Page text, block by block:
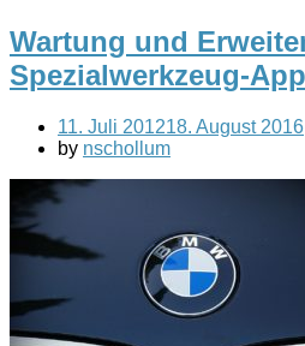
Wartung und
Spezialwerkzeug-
11. Juli 201218. August 2016
by nschollum